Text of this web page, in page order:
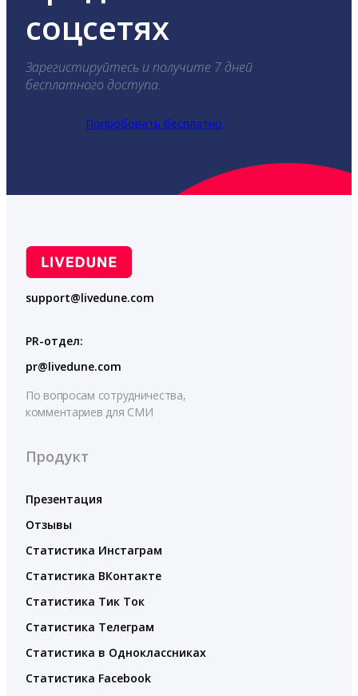
соцсетях
Зарегистируйтесь и получите 7 дней
бесплатного доступа.
Попробовать бесплатно
support@livedune.com
PR-отдел:
pr@livedune.com
По вопросам сотрудничества,
комментариев для СМИ
Продукт
Презентация
Отзывы
Статистика Инстаграм
Статистика ВКонтакте
Статистика Тик Ток
Статистика Телеграм
Статистика в Одноклассниках
Статистика Facebook